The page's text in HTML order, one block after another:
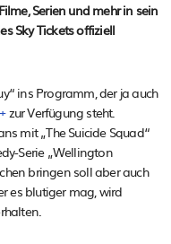
Serien und mehr in sein
Sky Tickets offiziell
ins Programm, der ja auch
zur Verfügung steht.
mit „The Suicide Squad“
Serie „Wellington
bringen soll aber auch
es blutiger mag, wird